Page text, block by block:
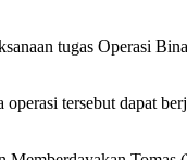
tugas Operasi
tersebut dapat